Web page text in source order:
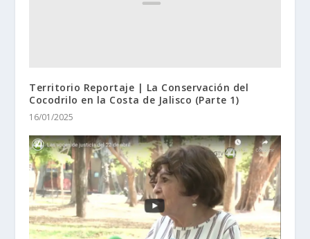
Territorio Reportaje | La Conservación del
Cocodrilo en la Costa de Jalisco (Parte 1)
16/01/2025